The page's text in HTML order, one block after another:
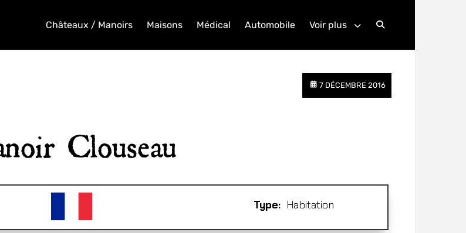
Châteaux / Manoirs Maisons Médical Automobile Voir plus
7 DÉCEMBRE 2016
Clouseau
Type: Habitation